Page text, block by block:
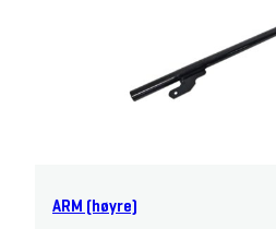
ARM (høyre)